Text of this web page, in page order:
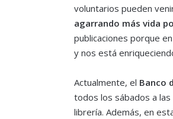
voluntarios pueden
agarrando más vida
publicaciones porque
y nos está
Actualmente, el Banco
todos los sábados a
librería. Además, en